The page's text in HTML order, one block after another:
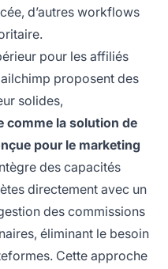
d’autres workflows
pour les affiliés
proposent des
solides,
comme la solution de
pour le marketing
des capacités
directement avec un
des commissions
éliminant le besoin
Cette approche